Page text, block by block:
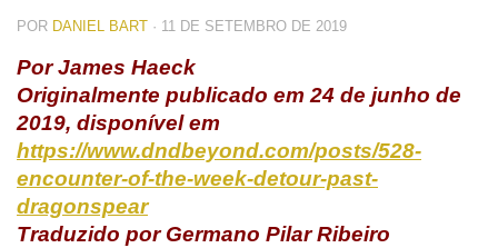
POR DANIEL BART · 11 DE SETEMBRO DE 2019
Por James Haeck
Originalmente publicado em 24 de junho de
2019, disponível em
https://www.dndbeyond.com/posts/528-
encounter-of-the-week-detour-past-
dragonspear
Traduzido por Germano Pilar Ribeiro